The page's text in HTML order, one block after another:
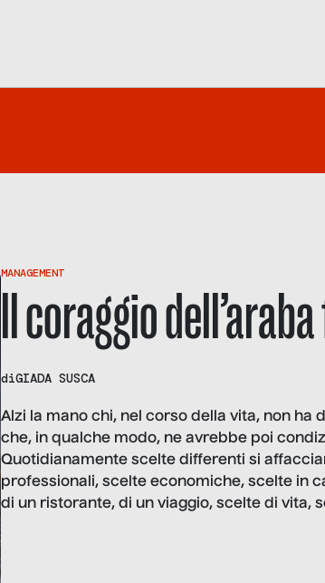
MANAGEMENT
ll coraggio
diGIADA SUSCA
Alzi la mano chi, nel corso della vita, non ha
che, in qualche modo, ne avrebbe poi
Quotidianamente scelte differenti si
professionali, scelte economiche, scelte in
di un ristorante, di un viaggio, scelte di vita,